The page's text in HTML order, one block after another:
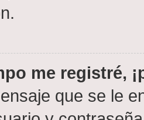
me registré,
que se le